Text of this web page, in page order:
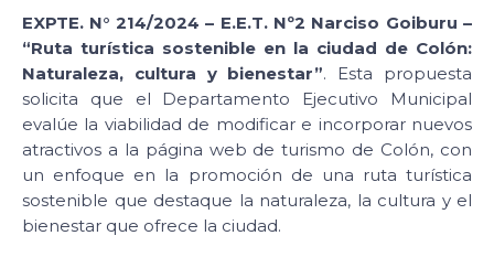
EXPTE. N° 214/2024 – E.E.T. Nº2 Narciso Goiburu –
“Ruta turística sostenible en la ciudad de Colón:
Naturaleza, cultura y bienestar”. Esta propuesta
solicita que el Departamento Ejecutivo Municipal
evalúe la viabilidad de modificar e incorporar nuevos
atractivos a la página web de turismo de Colón, con
un enfoque en la promoción de una ruta turística
sostenible que destaque la naturaleza, la cultura y el
bienestar que ofrece la ciudad.